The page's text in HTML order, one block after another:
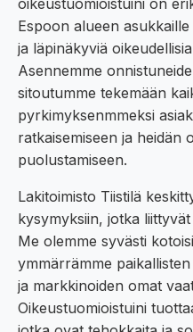
oikeustuomioistuini on
Espoon alueen
ja läpinäkyviä
Asennemme
sitoutumme tekemään
pyrkimyksenmmeksi
ratkaisemiseen ja heidän
puolustamiseen.
Lakitoimisto Tiistilä
kysymyksiin, jotka
Me olemme syvästi
ymmärrämme
ja markkinoiden omat
Oikeustuomioistuini